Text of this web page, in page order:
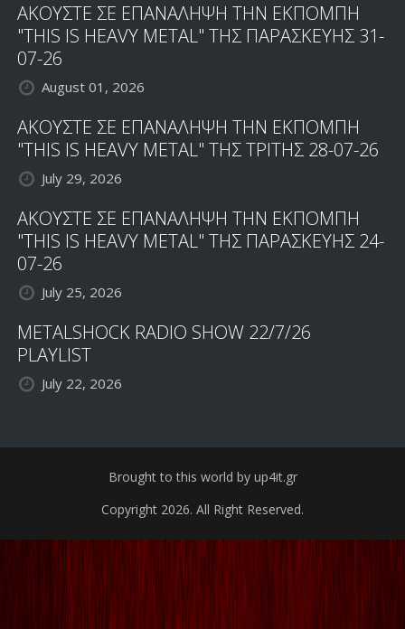
ΑΚΟΥΣΤΕ ΣΕ ΕΠΑΝΑΛΗΨΗ ΤΗΝ ΕΚΠΟΜΠΗ
"THIS IS HEAVY METAL" ΤΗΣ ΠΑΡΑΣΚΕΥΗΣ 31-
07-26
August 01, 2026
ΑΚΟΥΣΤΕ ΣΕ ΕΠΑΝΑΛΗΨΗ ΤΗΝ ΕΚΠΟΜΠΗ
"THIS IS HEAVY METAL" ΤΗΣ ΤΡΙΤΗΣ 28-07-26
July 29, 2026
ΑΚΟΥΣΤΕ ΣΕ ΕΠΑΝΑΛΗΨΗ ΤΗΝ ΕΚΠΟΜΠΗ
"THIS IS HEAVY METAL" ΤΗΣ ΠΑΡΑΣΚΕΥΗΣ 24-
07-26
July 25, 2026
METALSHOCK RADIO SHOW 22/7/26
PLAYLIST
July 22, 2026
Brought to this world by up4it.gr
Copyright 2026. All Right Reserved.